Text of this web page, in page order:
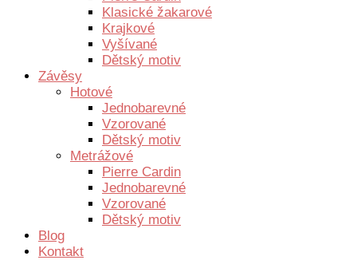
Klasické žakarové
Krajkové
Vyšívané
Dětský motiv
Závěsy
Hotové
Jednobarevné
Vzorované
Dětský motiv
Metrážové
Pierre Cardin
Jednobarevné
Vzorované
Dětský motiv
Blog
Kontakt